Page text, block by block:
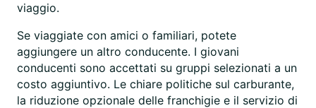
viaggio.
Se viaggiate con amici o familiari, potete
aggiungere un altro conducente. I giovani
conducenti sono accettati su gruppi selezionati a un
costo aggiuntivo. Le chiare politiche sul carburante,
la riduzione opzionale delle franchigie e il servizio di